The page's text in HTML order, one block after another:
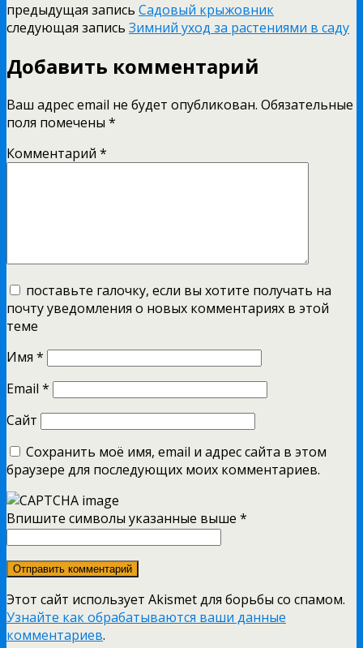
предыдущая запись Садовый крыжовник
следующая запись Зимний уход за растениями в саду
Добавить комментарий
Ваш адрес email не будет опубликован. Обязательные
поля помечены *
Комментарий *
поставьте галочку, если вы хотите получать на
почту уведомления о новых комментариях в этой
теме
Имя *
Email *
Сайт
Сохранить моё имя, email и адрес сайта в этом
браузере для последующих моих комментариев.
Впишите символы указанные выше *
Этот сайт использует Akismet для борьбы со спамом.
Узнайте как обрабатываются ваши данные
комментариев.